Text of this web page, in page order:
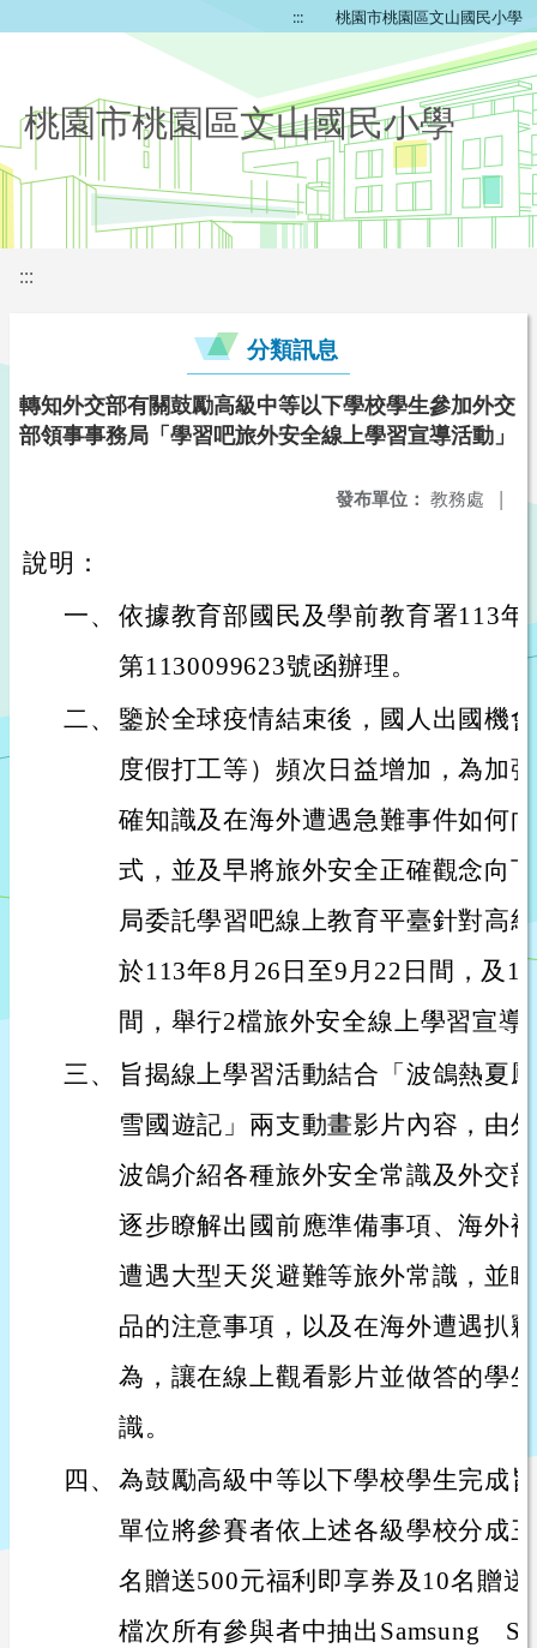
::: 桃園市桃園區文山國民小學
桃園市桃園區文山國民小學
:::
分類訊息
轉知外交部有關鼓勵高級中等以下學校學生參加外交
部領事事務局「學習吧旅外安全線上學習宣導活動」
發布單位： 教務處 |
說明：
一、 依據教育部國民及學前教育署113
第1130099623號函辦理。
二、
鑒於全球疫情結束後，國人出國機
度假打工等）頻次日益增加，為加
確知識及在海外遭遇急難事件如何
式，並及早將旅外安全正確觀念向
局委託學習吧線上教育平臺針對高
於113年8月26日至9月22日間，及
間，舉行2檔旅外安全線上學習宣導
三、
旨揭線上學習活動結合「波鴿熱夏
雪國遊記」兩支動畫影片內容，由
波鴿介紹各種旅外安全常識及外交
逐步瞭解出國前應準備事項、海外
遭遇大型天災避難等旅外常識，並
品的注意事項，以及在海外遭遇扒
為，讓在線上觀看影片並做答的學
識。
四、 為鼓勵高級中等以下學校學生完成
單位將參賽者依上述各級學校分成
名贈送500元福利即享券及10名贈
檔次所有參與者中抽出Samsung